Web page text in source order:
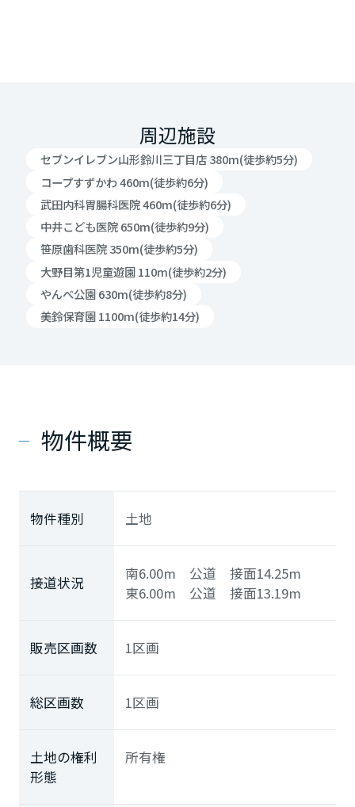
周辺施設
セブンイレブン山形鈴川三丁目店 380m(徒歩約5分)
コープすずかわ 460m(徒歩約6分)
武田内科胃腸科医院 460m(徒歩約6分)
中井こども医院 650m(徒歩約9分)
笹原歯科医院 350m(徒歩約5分)
大野目第1児童遊園 110m(徒歩約2分)
やんべ公園 630m(徒歩約8分)
美鈴保育園 1100m(徒歩約14分)
物件概要
物件種別 土地
接道状況
南6.00m 公道 接面14.25m
東6.00m 公道 接面13.19m
販売区画数 1区画
総区画数 1区画
土地の権利
形態
所有権